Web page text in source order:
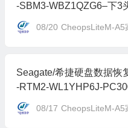
-SBM3-WBZ1QZG6–下3
08/20 CheopsLiteM-A5
Seagate/希捷硬盘数据恢
-RTM2-WL1YHP6J-
08/17 CheopsLiteM-A5